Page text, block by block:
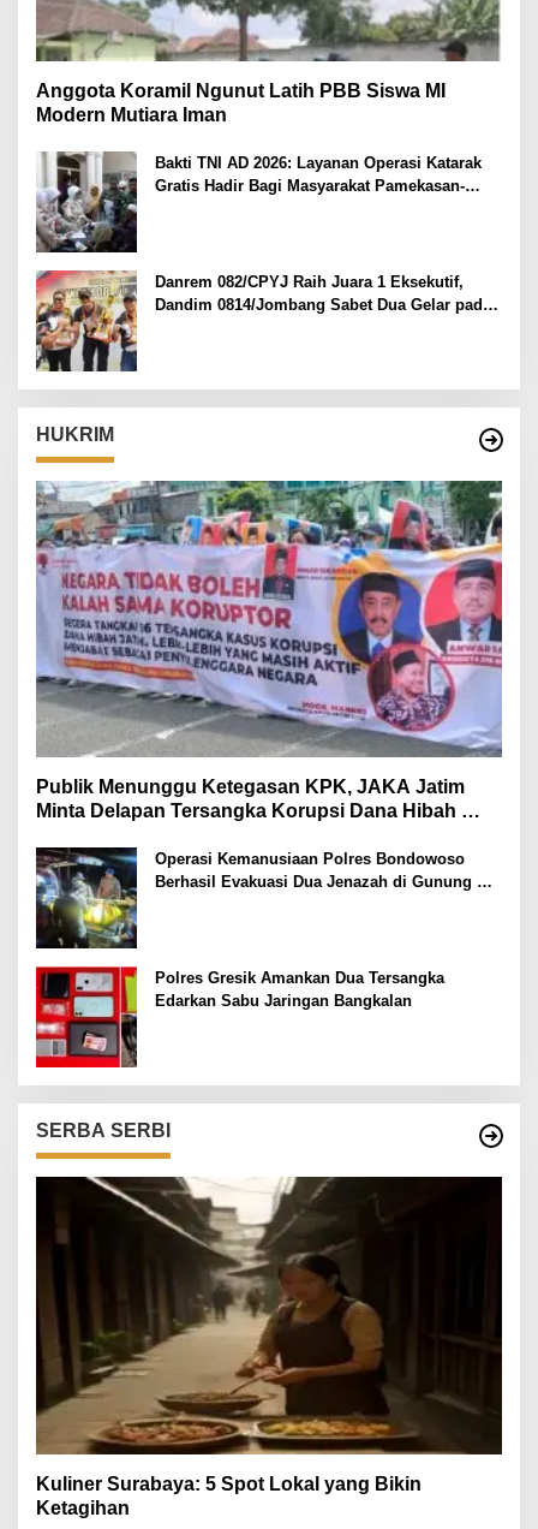
Anggota Koramil Ngunut Latih PBB Siswa MI
Modern Mutiara Iman
Bakti TNI AD 2026: Layanan Operasi Katarak
Gratis Hadir Bagi Masyarakat Pamekasan-
Danrem 082/CPYJ Raih Juara 1 Eksekutif,
Dandim 0814/Jombang Sabet Dua Gelar pada
HUKRIM
Publik Menunggu Ketegasan KPK, JAKA Jatim
Minta Delapan Tersangka Korupsi Dana Hibah
Operasi Kemanusiaan Polres Bondowoso
Berhasil Evakuasi Dua Jenazah di Gunung
Polres Gresik Amankan Dua Tersangka
Edarkan Sabu Jaringan Bangkalan
SERBA SERBI
Kuliner Surabaya: 5 Spot Lokal yang Bikin
Ketagihan